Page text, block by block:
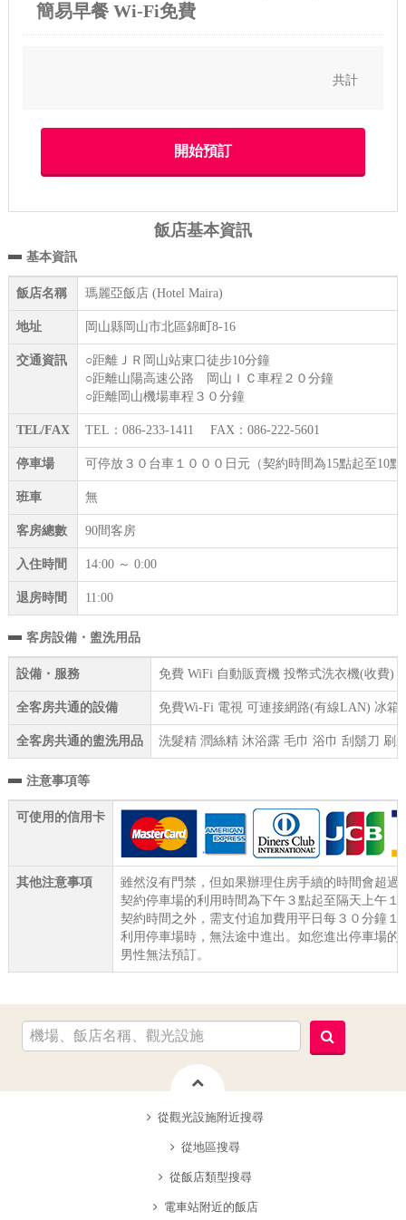
簡易早餐 Wi-Fi免費
共計
飯店基本資訊
基本資訊
飯店名稱 瑪麗亞飯店 (Hotel Maira)
地址 岡山縣岡山市北區錦町8-16
交通資訊
○距離ＪＲ岡山站東口徒步10分鐘
○距離山陽高速公路 岡山ＩＣ車程２０分鐘
○距離岡山機場車程３０分鐘
TEL/FAX TEL：086-233-1411 FAX：086-222-5601
停車場 可停放３０台車１０００日元（契約時間為15點起至10
班車 無
客房總數 90間客房
入住時間 14:00 ～ 0:00
退房時間 11:00
客房設備・盥洗用品
設備・服務 免費 WiFi 自動販賣機 投幣式洗衣機(收費)
全客房共通的設備 免費Wi-Fi 電視 可連接網路(有線LAN) 冰
全客房共通的盥洗用品 洗髮精 潤絲精 沐浴露 毛巾 浴巾 刮鬍刀 刷
注意事項等
可使用的信用卡
其他注意事項
雖然沒有門禁，但如果辦理住房手續的時間會超過
契約停車場的利用時間為下午３點起至隔天上午１
契約時間之外，需支付追加費用平日每３０分鐘
利用停車場時，無法途中進出。如您進出停車場的
男性無法預訂。
從觀光設施附近搜尋
從地區搜尋
從飯店類型搜尋
電車站附近的飯店